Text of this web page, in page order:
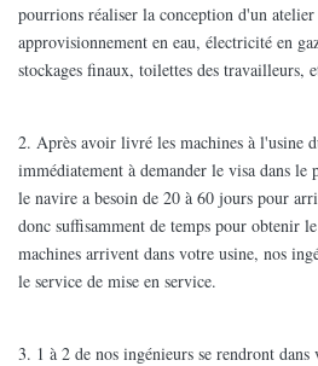
pourrions réaliser la conception d'un
approvisionnement en eau, électricité en
stockages finaux, toilettes des travailleurs,
2. Après avoir livré les machines à l'usine
immédiatement à demander le visa dans
le navire a besoin de 20 à 60 jours pour
donc suffisamment de temps pour obtenir
machines arrivent dans votre usine, nos
le service de mise en service.
3. 1 à 2 de nos ingénieurs se rendront